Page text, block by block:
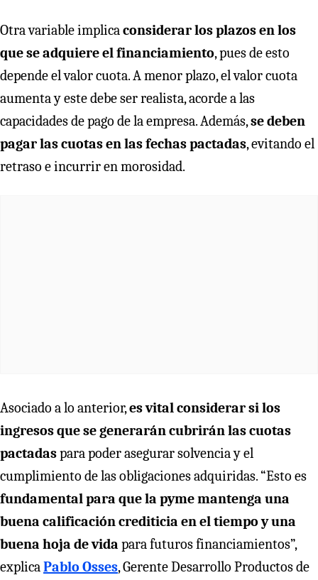
Otra variable implicaconsiderar los plazos en los
que se adquiere el financiamiento, pues de esto
depende el valor cuota. A menor plazo, el valor cuota
aumenta y este debe ser realista, acorde a las
capacidades de pago de la empresa. Además,se deben
pagar las cuotas en las fechas pactadas, evitando el
retraso e incurrir en morosidad.
Asociado a lo anterior,es vital considerar si los
ingresos que se generarán cubrirán las cuotas
pactadaspara poder asegurar solvencia y el
cumplimiento de las obligaciones adquiridas. “Esto es
fundamental para que la pyme mantenga una
buena calificación crediticia en el tiempo y una
buena hoja de vida para futuros financiamientos”,
explicaPablo Osses, Gerente Desarrollo Productos de